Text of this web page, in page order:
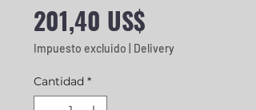
201,40 US$
Impuesto excluido Delivery
Cantidad *